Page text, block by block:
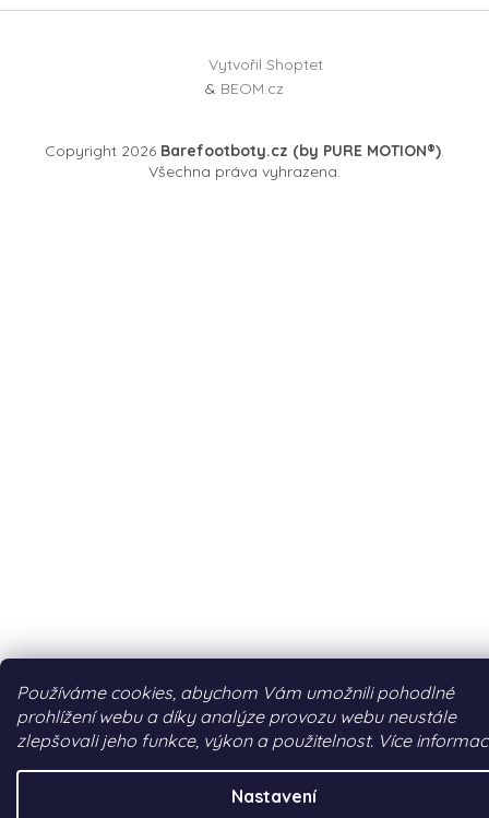
Používáme cookies, abychom Vám umožnili pohodlné
prohlížení webu a díky analýze provozu webu neustále
zlepšovali jeho funkce, výkon a použitelnost. Více
Nastavení
Vytvořil Shoptet
& BEOM.cz
Copyright 2026 Barefootboty.cz (by PURE MOTION®).
Všechna práva vyhrazena.